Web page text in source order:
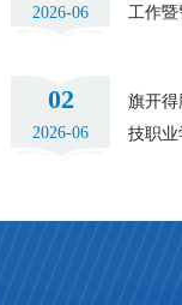
2026-06
工作
02
2026-06
旗开
技职